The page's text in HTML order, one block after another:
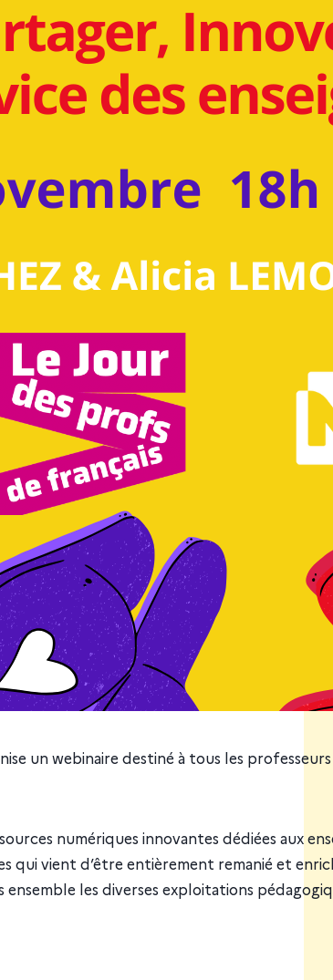
un webinaire destiné à tous les professeurs
numériques innovantes dédiées
vient d’être entièrement remanié et
les diverses exploitations